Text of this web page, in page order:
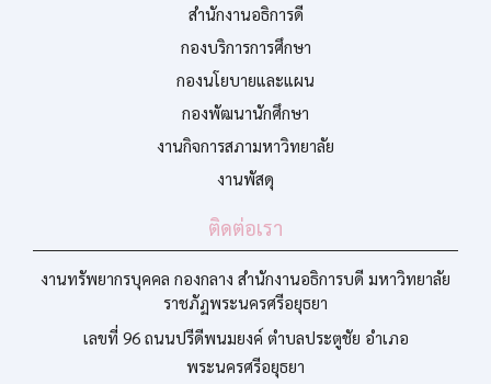
สำนักงานอธิการดี
กองบริการการศึกษา
กองนโยบายและแผน
กองพัฒนานักศึกษา
งานกิจการสภามหาวิทยาลัย
งานพัสดุ
ติดต่อเรา
งานทรัพยากรบุคคล กองกลาง สำนักงานอธิการบดี มหาวิทยาลัย
ราชภัฏพระนครศรีอยุธยา
เลขที่ 96 ถนนปรีดีพนมยงค์ ตำบลประตูชัย อำเภอ
พระนครศรีอยุธยา